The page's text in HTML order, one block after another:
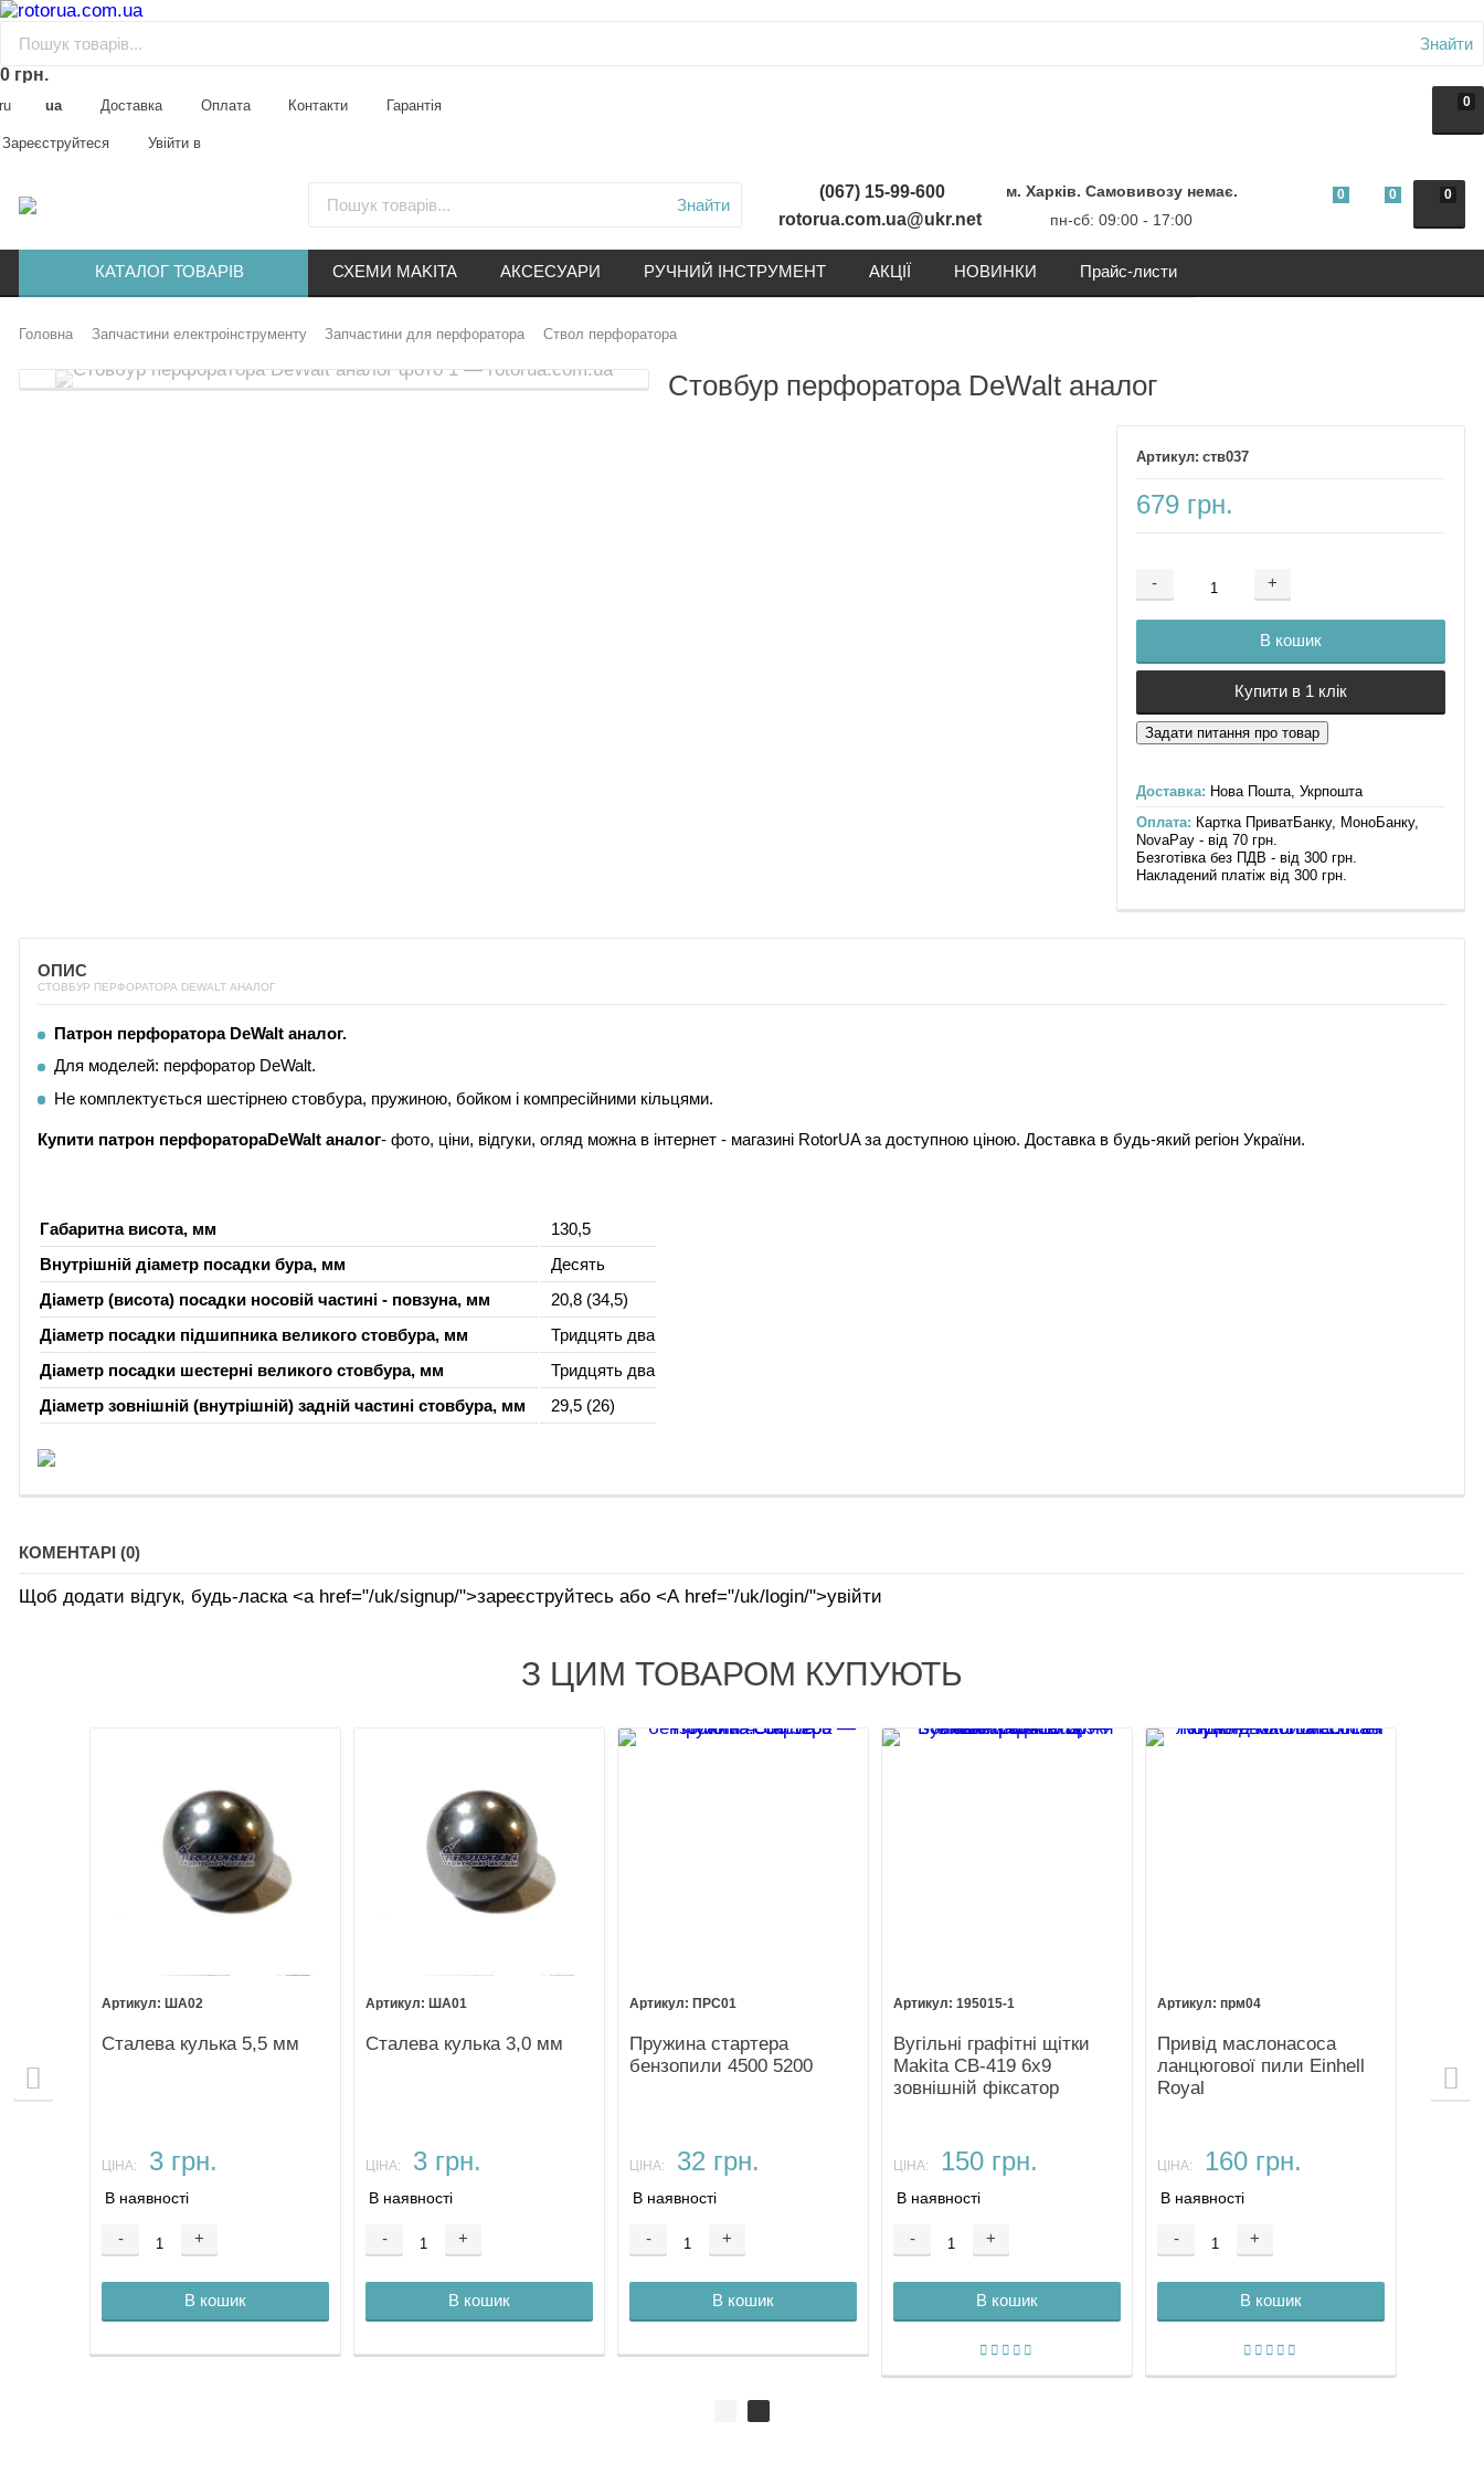
Знайти
0 грн.
0
ua Доставка Оплата Контакти Гарантія
Зареєструйтеся Увійти в
Знайти
(067) 15-99-600
rotorua.com.ua@ukr.net
м. Харків. Самовивозу немає.
пн-сб: 09:00 - 17:00
0
0 0
КАТАЛОГ ТОВАРІВ СХЕМИ MAKITA АКСЕСУАРИ РУЧНИЙ ІНСТРУМЕНТ АКЦІЇ НОВИНКИ Прайс-листи
Головна Запчастини електроінструменту Запчастини для перфоратора Ствол перфоратора
Стовбур перфоратора DeWalt аналог
ств037
679 грн.
- +
Додається ...
В кошик
Доданий
Купити в 1 клік
Доставка: Нова Пошта, Укрпошта
Оплата: Картка ПриватБанку, МоноБанку,
NovaPay - від 70 грн.
Безготівка без ПДВ - від 300 грн.
Накладений платіж від 300 грн.
ОПИС
СТОВБУР ПЕРФОРАТОРА DEWALT АНАЛОГ
Патрон перфоратора DeWalt аналог.
Для моделей: перфоратор DeWalt.
Не комплектується шестірнею стовбура, пружиною, бойком і компресійними кільцями.
Купити патрон перфоратораDeWalt аналог- фото, ціни, відгуки, огляд можна в інтернет - магазині RotorUA за доступною ціною. Доставка в будь-який регіон України.
Габаритна висота, мм
130,5
Внутрішній діаметр посадки бура, мм
Десять
Діаметр (висота) посадки носовій частині - повзуна, мм
20,8 (34,5)
Діаметр посадки підшипника великого стовбура, мм
Тридцять два
Діаметр посадки шестерні великого стовбура, мм
Тридцять два
Діаметр зовнішній (внутрішній) задній частині стовбура, мм
29,5 (26)
КОМЕНТАРІ (0)
Щоб додати відгук, будь-ласка <а href="/uk/signup/">зареєструйтесь або <А href="/uk/login/">увійти
З ЦИМ ТОВАРОМ КУПУЮТЬ
ША02
Сталева кулька 5,5 мм
ЦІНА: 3 грн.
В наявності
- +
В кошик
ША01
Сталева кулька 3,0 мм
ЦІНА: 3 грн.
В наявності
- +
В кошик
ПРС01
Пружина стартера
бензопили 4500 5200
ЦІНА: 32 грн.
В наявності
- +
В кошик
195015-1
Вугільні графітні щітки
Makita CB-419 6х9
зовнішній фіксатор
ЦІНА: 150 грн.
В наявності
- +
В кошик
прм04
Привід маслонасоса
ланцюгової пили Einhell
Royal
ЦІНА: 160 грн.
В наявності
- +
В кошик